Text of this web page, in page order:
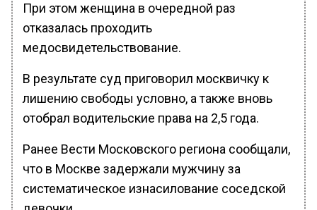
При этом женщина в очередной раз
отказалась проходить
медосвидетельствование.
В результате суд приговорил москвичку к
лишению свободы условно, а также вновь
отобрал водительские права на 2,5 года.
Ранее Вести Московского региона сообщали,
что в Москве задержали мужчину за
систематическое изнасилование соседской